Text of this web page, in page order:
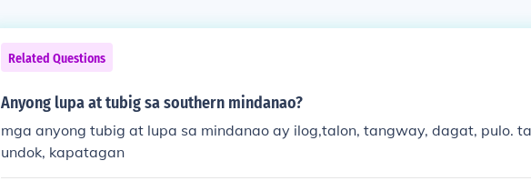
Related Questions
Anyong lupa at tubig sa southern mindanao?
mga anyong tubig at lupa sa mindanao ay ilog,talon, tangway, dagat, pulo.
undok, kapatagan